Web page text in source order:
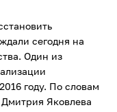
сегодня на
Один из
году. По словам
Дмитрия Яковлева